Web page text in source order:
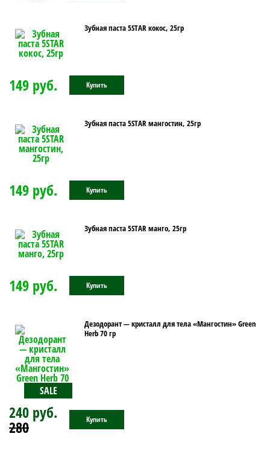
Зубная паста 5STAR кокос, 25гр
149 руб. Купить
Зубная паста 5STAR мангостин, 25гр
149 руб. Купить
Зубная паста 5STAR манго, 25гр
149 руб. Купить
SALE
Дезодорант — кристалл для тела «Мангостин» Green
Herb 70 гр
240 руб.
280 Купить